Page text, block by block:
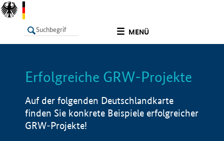
MENÜ
LISTE Info
Erfolgreiche GRW-Projekte
Auf der folgenden Deutschlandkarte
finden Sie konkrete Beispiele erfolgreicher
GRW-Projekte!